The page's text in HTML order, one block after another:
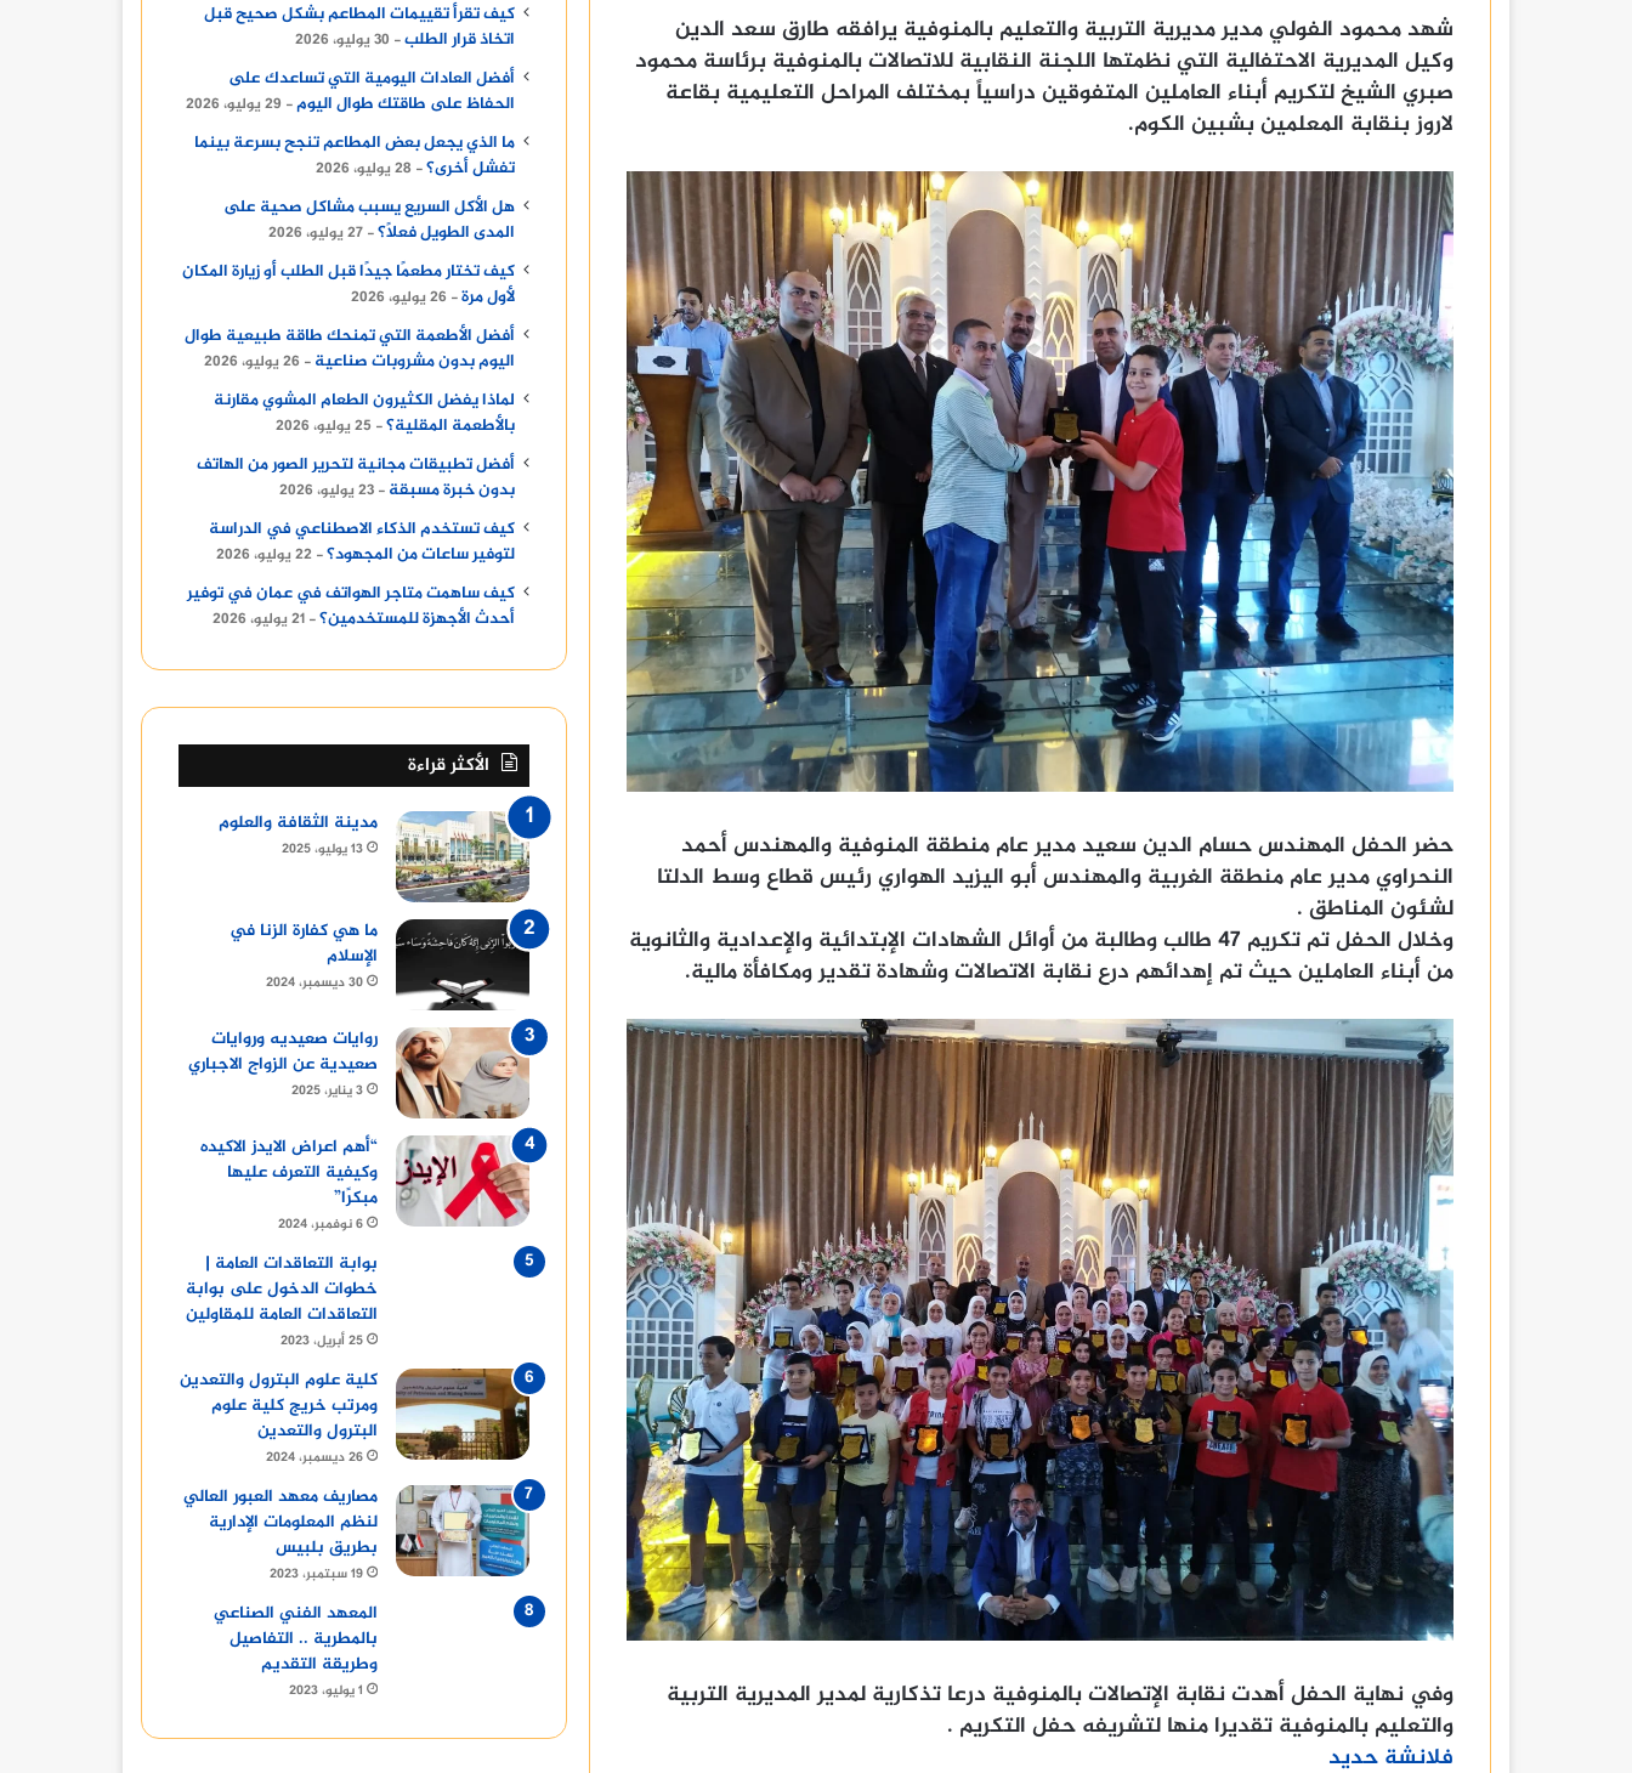
شهد محمود الفولي مدير مديرية التربية والتعليم بالمنوفية يرافقه طارق سعد الدين
وكيل المديرية الاحتفالية التي نظمتها اللجنة النقابية للاتصالات بالمنوفية برئاسة محمود
صبري الشيخ لتكريم أبناء العاملين المتفوقين دراسياً بمختلف المراحل التعليمية بقاعة
لاروز بنقابة المعلمين بشبين الكوم.
حضر الحفل المهندس حسام الدين سعيد مدير عام منطقة المنوفية والمهندس أحمد
النحراوي مدير عام منطقة الغربية والمهندس أبو اليزيد الهواري رئيس قطاع وسط الدلتا
لشئون المناطق .
وخلال الحفل تم تكريم 47 طالب وطالبة من أوائل الشهادات الإبتدائية والإعدادية والثانوية
من أبناء العاملين حيث تم إهدائهم درع نقابة الاتصالات وشهادة تقدير ومكافأة مالية.
وفي نهاية الحفل أهدت نقابة الإتصالات بالمنوفية درعا تذكارية لمدير المديرية التربية
والتعليم بالمنوفية تقديرا منها لتشريفه حفل التكريم .
فلانشة حديد
كيف تقرأ تقييمات المطاعم بشكل صحيح قبل
اتخاذ قرار الطلب
30 يوليو، 2026
أفضل العادات اليومية التي تساعدك على
الحفاظ على طاقتك طوال اليوم
29 يوليو، 2026
ما الذي يجعل بعض المطاعم تنجح بسرعة بينما
تفشل أخرى؟
28 يوليو، 2026
هل الأكل السريع يسبب مشاكل صحية على
المدى الطويل فعلًا؟
27 يوليو، 2026
كيف تختار مطعمًا جيدًا قبل الطلب أو زيارة المكان
لأول مرة
26 يوليو، 2026
أفضل الأطعمة التي تمنحك طاقة طبيعية طوال
اليوم بدون مشروبات صناعية
26 يوليو، 2026
لماذا يفضل الكثيرون الطعام المشوي مقارنة
بالأطعمة المقلية؟
25 يوليو، 2026
أفضل تطبيقات مجانية لتحرير الصور من الهاتف
بدون خبرة مسبقة
23 يوليو، 2026
كيف تستخدم الذكاء الاصطناعي في الدراسة
لتوفير ساعات من المجهود؟
22 يوليو، 2026
كيف ساهمت متاجر الهواتف في عمان في توفير
أحدث الأجهزة للمستخدمين؟
21 يوليو، 2026
الأكثر قراءة
مدينة الثقافة والعلوم
13 يوليو، 2025
ما هي كفارة الزنا في
الإسلام
30 ديسمبر، 2024
روايات صعيديه وروايات
صعيدية عن الزواج الاجباري
3 يناير، 2025
“أهم اعراض الايدز الاكيده
وكيفية التعرف عليها
مبكرًا”
6 نوفمبر، 2024
بوابة التعاقدات العامة |
خطوات الدخول على بوابة
التعاقدات العامة للمقاولين
25 أبريل، 2023
كلية علوم البترول والتعدين
ومرتب خريج كلية علوم
البترول والتعدين
26 ديسمبر، 2024
مصاريف معهد العبور العالي
لنظم المعلومات الإدارية
بطريق بلبيس
19 سبتمبر، 2023
المعهد الفني الصناعي
بالمطرية .. التفاصيل
وطريقة التقديم
1 يوليو، 2023